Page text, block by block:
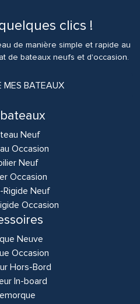
clics !
de manière simple et rapide au
de bateaux neufs et d'occasion.
MES BATEAUX
Neuf
Occasion
Neuf
Occasion
Rigide Neuf
Occasion
Neuve
Occasion
Hors-Bord
In-board